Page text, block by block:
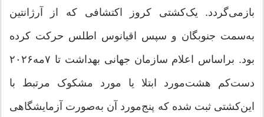
بازمی‌گردد. یک‌کشتی کروز اکتشافی که از آرژانتین
به‌سمت جنوبگان و سپس اقیانوس اطلس حرکت کرده
بود. براساس اعلام سازمان جهانی بهداشت تا ۷مه۲۰۲۶
دست‌کم هشت‌مورد ابتلا یا مورد مشکوک مرتبط با
این‌کشتی ثبت شده که پنج‌مورد آن به‌صورت آزمایشگاهی